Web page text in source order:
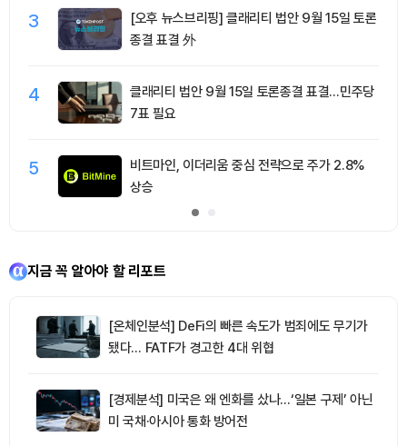
3
[오후 뉴스브리핑] 클래리티 법안 9월 15일 토론
종결 표결 外
4
클래리티 법안 9월 15일 토론종결 표결…민주당
7표 필요
5
비트마인, 이더리움 중심 전략으로 주가 2.8%
상승
지금 꼭 알아야 할 리포트
[온체인분석] DeFi의 빠른 속도가 범죄에도 무기가
됐다… FATF가 경고한 4대 위협
[경제분석] 미국은 왜 엔화를 샀나…‘일본 구제’ 아닌
미 국채·아시아 통화 방어전